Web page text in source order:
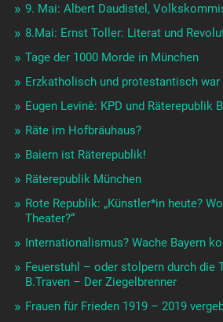
9. Mai: Albert Daudistel,
8.Mai: Ernst Toller: Literat und
Tage der 1000 Morde in München
Erzkatholisch und protestantisch
Eugen Levinè: KPD und Räterepublik
Räte im Hofbräuhaus?
Baiern ist Räterepublik!
Räterepublik München
Rote Republik: „Künstler*in heute?
Theater?“
Internationalismus? Wache Bayern
Feuerstuhl – oder stolpern durch die
B.Traven – Der Ziegelbrenner
Frauen für Frieden 1919 – 2019